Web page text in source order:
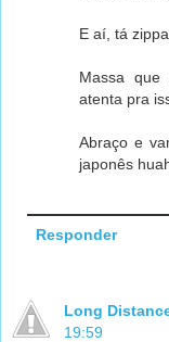
E aí, tá
Massa que
atenta pra
Abraço e
japonês
Responder
Long
19:59